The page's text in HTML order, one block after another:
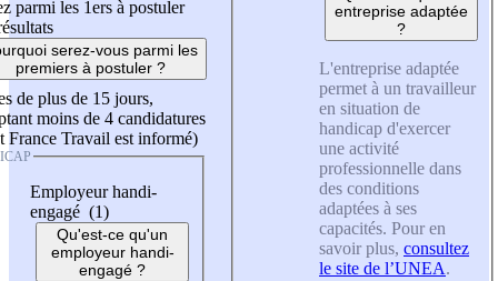
parmi les 1ers à postuler
serez-vous parmi les
premiers à postuler ?
de plus de 15 jours,
moins de 4 candidatures
France Travail est informé)
Employeur handi-
engagé (1)
Qu'est-ce qu'un
employeur handi-
engagé ?
entreprise adaptée
?
L'entreprise adaptée
permet à un travailleur
en situation de
handicap d'exercer
une activité
professionnelle dans
des conditions
adaptées à ses
capacités. Pour en
savoir plus, consultez
le site de l’UNEA.